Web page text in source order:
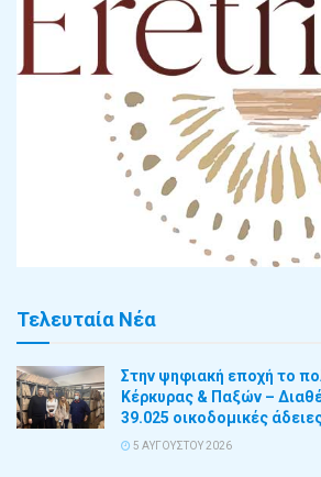
Τελευταία Νέα
Στην ψηφιακή εποχή το
Κέρκυρας & Παξών –
39.025 οικοδομικές
5 ΑΥΓΟΎΣΤΟΥ 2026